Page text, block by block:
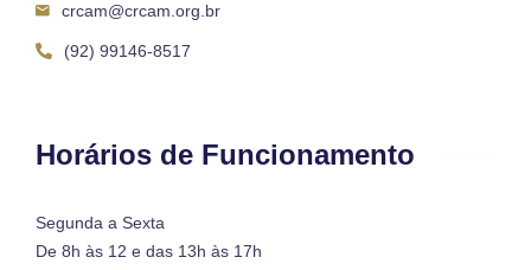
crcam@crcam.org.br
(92) 99146-8517
Horários de Funcionamento
Segunda a Sexta
De 8h às 12 e das 13h às 17h